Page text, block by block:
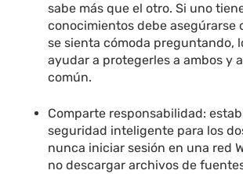
sabe más que el otro.Si uno
conocimientos debe asegúrarse
se sienta cómoda preguntando,
ayudar a protegerles a ambos y
común.
Comparte responsabilidad:
seguridad inteligente para los
nunca iniciar sesión en una red
no descargar archivos de